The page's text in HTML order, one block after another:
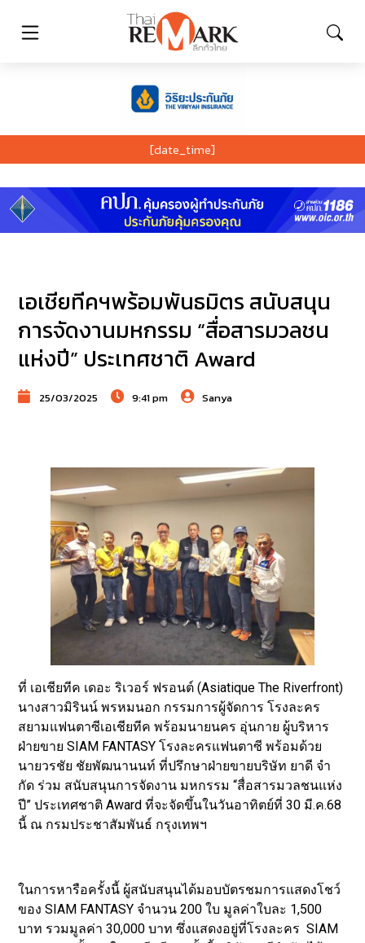
[date_time]
เอเชียทีคฯพร้อมพันธมิตร สนับสนุน
การจัดงานมหกรรม “สื่อสารมวลชน
แห่งปี” ประเทศชาติ Award
25/03/2025 9:41 pm Sanya
ที่ เอเชียทีค เดอะ ริเวอร์ ฟรอนต์ (Asiatique The Riverfront)
นางสาวมิรินน์ พรหมนอก กรรมการผู้จัดการ โรงละคร
สยามแฟนตาซีเอเชียทีค พร้อมนายนคร อุ่นกาย ผู้บริหาร
ฝ่ายขาย SIAM FANTASY โรงละครแฟนตาซี พร้อมด้วย
นายวรชัย ชัยพัฒนานนท์ ที่ปรึกษาฝ่ายขายบริษัท ยาดี จํา
กัด ร่วม สนับสนุนการจัดงาน มหกรรม “สื่อสารมวลชนแห่ง
ปี” ประเทศชาติ Award ที่จะจัดขึ้นในวันอาทิตย์ที่ 30 มี.ค.68
นี้ ณ กรมประชาสัมพันธ์ กรุงเทพฯ
ในการหารือครั้งนี้ ผู้สนับสนุนได้มอบบัตรชมการแสดงโชว์
ของ SIAM FANTASY จำนวน 200 ใบ มูลค่าใบละ 1,500
บาท รวมมูลค่า 30,000 บาท ซึ่งแสดงอยู่ที่โรงละคร SIAM